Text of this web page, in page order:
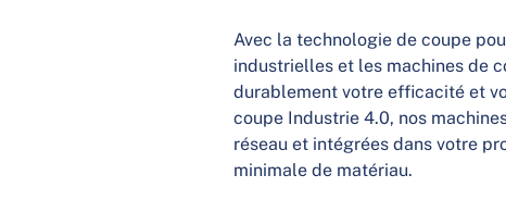
Avec la technologie de coupe
industrielles et les machines de
durablement votre efficacité et
coupe Industrie 4.0, nos
réseau et intégrées dans votre
minimale de matériau.